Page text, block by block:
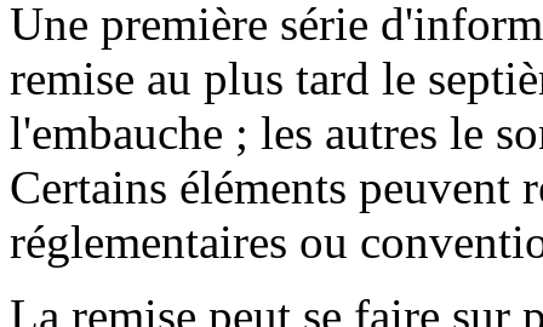
Une première série
remise au plus tard le
l'embauche ; les autres le
Certains éléments peuvent
réglementaires ou
La remise peut se faire sur